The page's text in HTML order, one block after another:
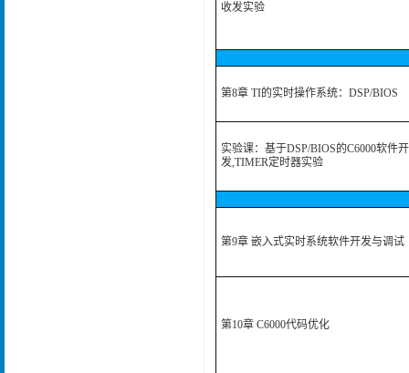
收发实验
第8章 TI的实时操作系统：DSP/BIOS
实验课：基于DSP/BIOS的C6000软件开
发,TIMER定时器实验
第9章 嵌入式实时系统软件开发与调试
第10章 C6000代码优化